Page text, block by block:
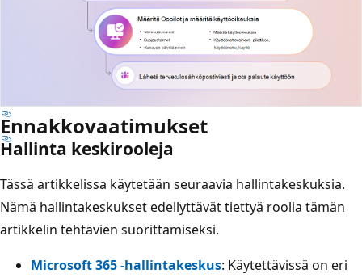
Ennakkovaatimukset
Hallinta keskirooleja
Tässä artikkelissa käytetään seuraavia hallintakeskuksia.
Nämä hallintakeskukset edellyttävät tiettyä roolia tämän
artikkelin tehtävien suorittamiseksi.
Microsoft 365 -hallintakeskus: Käytettävissä on eri